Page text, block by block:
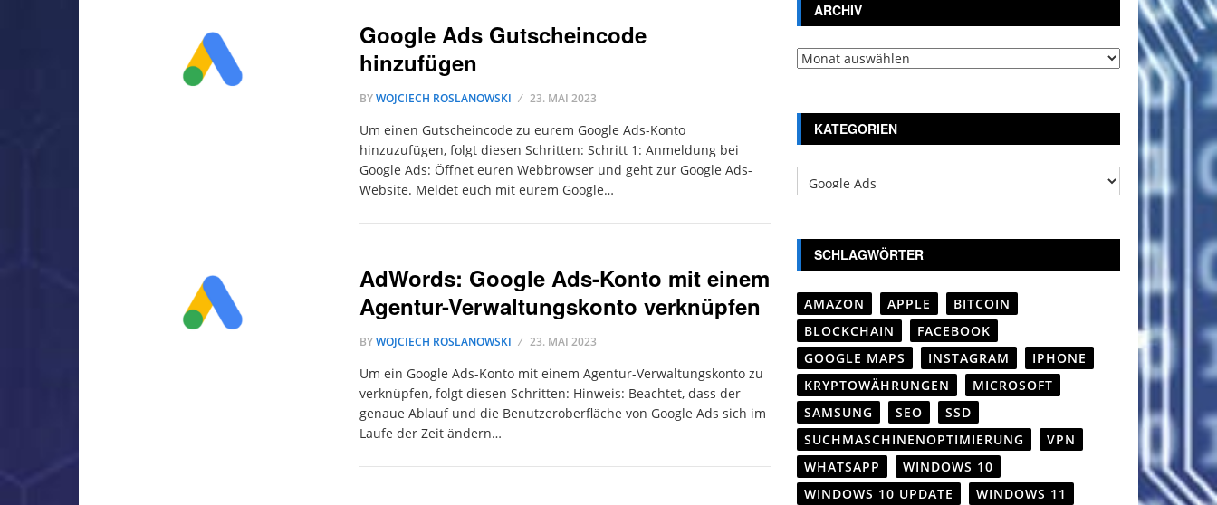
Google Ads Gutscheincode
hinzufügen
BYWOJCIECH ROSLANOWSKI 23. MAI 2023
Um einen Gutscheincode zu eurem Google Ads-Konto
hinzuzufügen, folgt diesen Schritten: Schritt 1: Anmeldung bei
Google Ads: Öffnet euren Webbrowser und geht zur Google Ads-
Website. Meldet euch mit eurem Google…
AdWords: Google Ads-Konto mit einem
Agentur-Verwaltungskonto verknüpfen
BYWOJCIECH ROSLANOWSKI 23. MAI 2023
Um ein Google Ads-Konto mit einem Agentur-Verwaltungskonto zu
verknüpfen, folgt diesen Schritten: Hinweis: Beachtet, dass der
genaue Ablauf und die Benutzeroberfläche von Google Ads sich im
Laufe der Zeit ändern…
ARCHIV
Archiv
KATEGORIEN
Kategorien
SCHLAGWÖRTER
AMAZON APPLE
BITCOIN
BLOCKCHAIN
FACEBOOK
GOOGLE MAPS
INSTAGRAM
IPHONE
KRYPTOWÄHRUNGEN
MICROSOFT
SAMSUNG
SEO
SSD
SUCHMASCHINENOPTIMIERUNG
VPN
WHATSAPP
WINDOWS 10
WINDOWS 10 UPDATE
WINDOWS 11